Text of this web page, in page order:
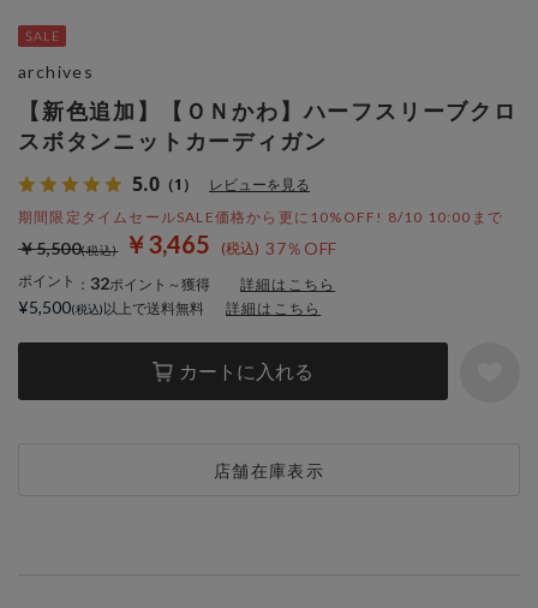
【新色追加】【ＯＮかわ】ハーフスリーブクロ
スボタンニットカーディガン
5.0 （1） レビューを見る
期間限定タイムセールSALE価格から更に10%OFF! 8/10 10:00まで
￥3,465 37％OFF
￥5,500
ポイント ： 32ポイント～獲得 詳細はこちら
カートに入れる
店舗在庫表示
archives
¥5,500 以上で送料無料 詳細はこちら